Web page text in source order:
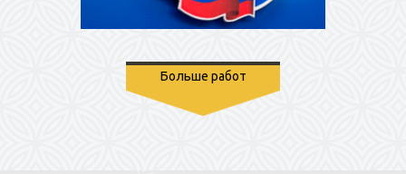
Больше работ